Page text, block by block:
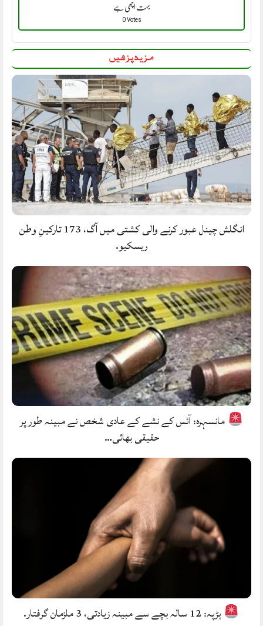
بہت اچھی ہے
0 Votes
مزید پڑھیں
انگلش چینل عبور کرنے والی کشتی میں آگ، 173 تارکینِ وطن
ریسکیو.
مانسہرہ: آئس کے نشے کے عادی شخص نے مبینہ طور پر
حقیقی بھائی…
ہڑپہ: 12 سالہ بچے سے مبینہ زیادتی، 3 ملزمان گرفتار.